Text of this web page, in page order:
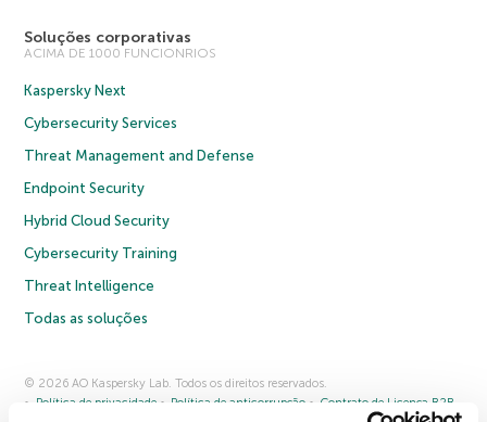
Soluções corporativas
ACIMA DE 1000 FUNCIONRIOS
Kaspersky Next
Cybersecurity Services
Threat Management and Defense
Endpoint Security
Hybrid Cloud Security
Cybersecurity Training
Threat Intelligence
Todas as soluções
© 2026 AO Kaspersky Lab. Todos os direitos reservados.
Política de privacidade
Política de anticorrupção
Contrato de Licença B2B